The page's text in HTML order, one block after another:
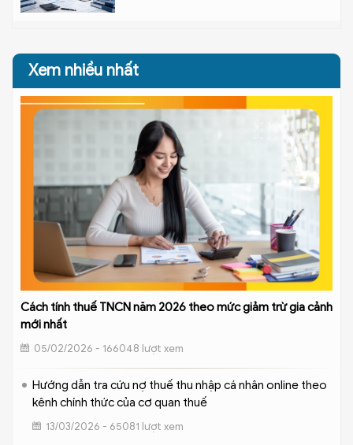
Xem nhiều nhất
Cách tính thuế TNCN năm 2026 theo mức giảm trừ gia cảnh
mới nhất
05/02/2026 - 166048 lượt xem
Hướng dẫn tra cứu nợ thuế thu nhập cá nhân online theo
kênh chính thức của cơ quan thuế
13/03/2026 - 65081 lượt xem